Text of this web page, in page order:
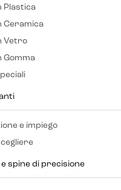
Plastica
Ceramica
Vetro
Gomma
e impiego
e spine di precisione